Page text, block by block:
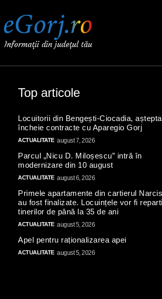
Top articole
Locuitorii din Bengești-Ciocadia,
încheie contracte cu Aparegio Gorj
ACTUALITATE august 7, 2026
Parcul „Nicu D. Miloșescu” intră în
modernizare din 10 august
ACTUALITATE august 6, 2026
Primele apartamente din cartierul
au fost finalizate. Locuințele vor fi
tinerilor de până la 35 de ani
ACTUALITATE august 5, 2026
Apel pentru raționalizarea apei
ACTUALITATE august 5, 2026